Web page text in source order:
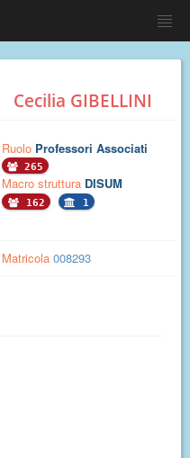
Cecilia GIBELLINI
Ruolo Professori Associati
265
Macro struttura DISUM
162 1
Matricola 008293